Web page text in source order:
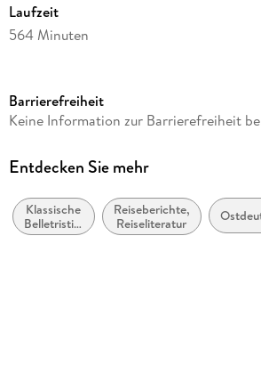
Laufzeit
564 Minuten
Autor/Autorin
Sprecher/Sprecherin
Verlag/Hersteller
Der Audio Verlag GmbH
Barrierefreiheit
Keine Information zur Barrierefreiheit
Entdecken Sie mehr
Klassische
Belletristik:
allgemein
Reiseberichte,
Reiseliteratur